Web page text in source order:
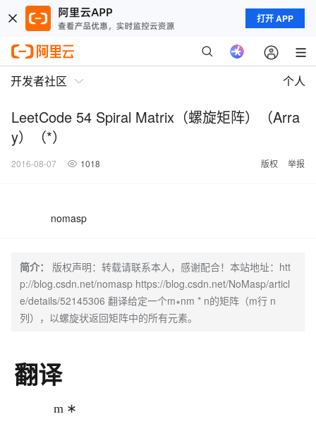
打开 APP
开发者社区 个人
LeetCode 54 Spiral Matrix（螺旋矩阵）（Arra
y）（*）
2016-08-07 1018 版权 举报
nomasp
简介：
版权声明：转载请联系本人，感谢配合！本站地址：htt
p://blog.csdn.net/nomasp https://blog.csdn.net/NoMasp/articl
e/details/52145306 翻译给定一个m∗nm * n的矩阵（m行 n
列），以螺旋状返回矩阵中的所有元素。
翻译
m ∗